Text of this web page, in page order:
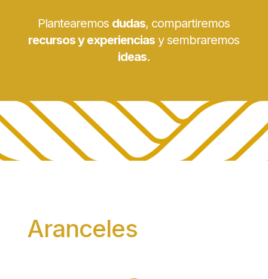
Plantearemos dudas, compartiremos
recursos y experiencias y sembraremos
ideas.
Aranceles